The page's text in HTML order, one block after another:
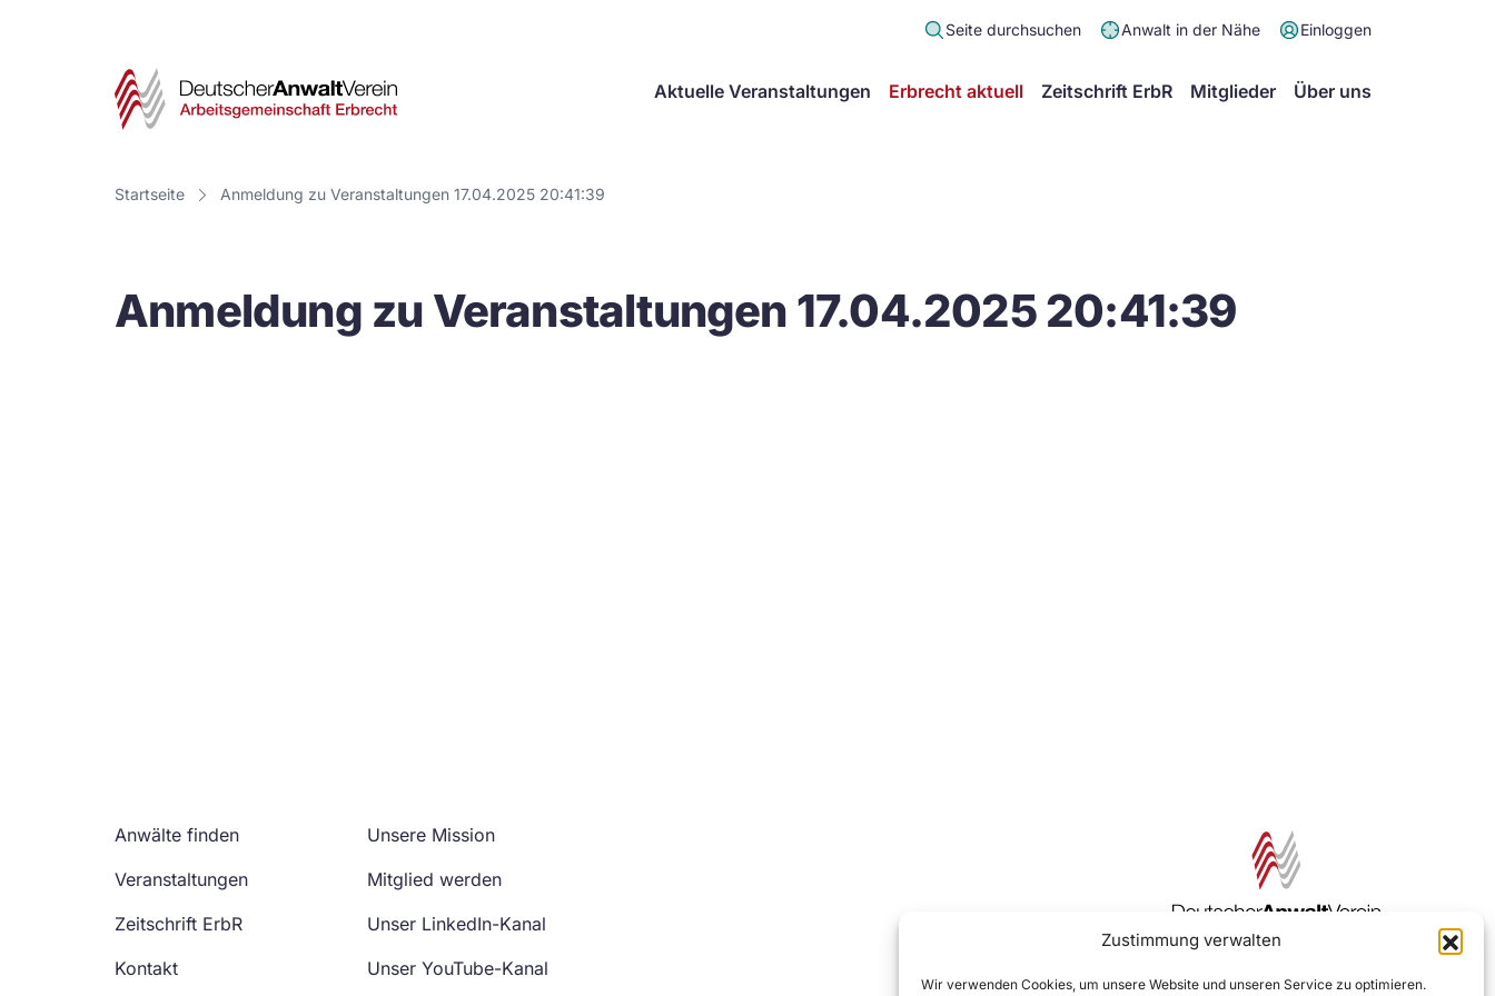
Zustimmung verwalten
Wir verwenden Cookies, um unsere Website und unseren Service zu optimieren.
Seite durchsuchen Anwalt in der Nähe Einloggen
Deutscher
Verein
Arbeitsgemeinschaft
Aktuelle Veranstaltungen Erbrecht aktuell Zeitschrift ErbR Mitglieder Über uns
Startseite Anmeldung zu Veranstaltungen 17.04.2025 20:41:39
Anmeldung zu Veranstaltungen 17.04.2025 20:41:39
Anwälte finden
Veranstaltungen
Zeitschrift ErbR
Kontakt
Unsere Mission
Mitglied werden
Unser LinkedIn-Kanal
Unser YouTube-Kanal
Zur DAV Webseite